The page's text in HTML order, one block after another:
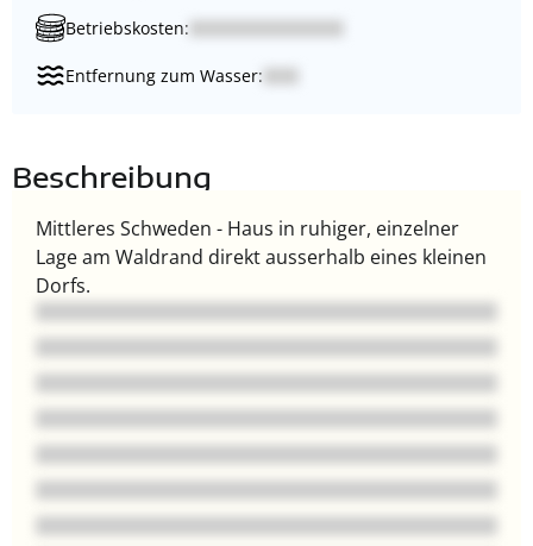
Betriebskosten:
Entfernung zum Wasser:
Beschreibung
Mittleres Schweden - Haus in ruhiger, einzelner
Lage am Waldrand direkt ausserhalb eines kleinen
Dorfs.